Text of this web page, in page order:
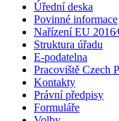
Úřední deska
Povinné informace
Nařízení EU
Struktura úřadu
E-podatelna
Pracoviště Czech
Kontakty
Právní předpisy
Formuláře